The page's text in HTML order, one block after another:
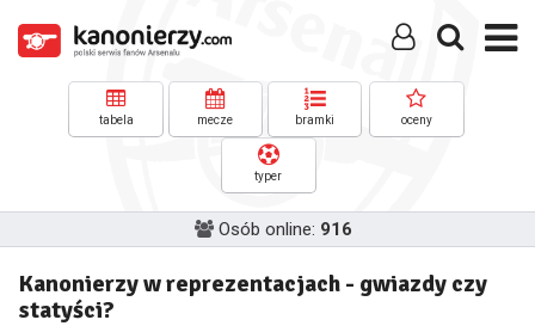
tabela mecze bramki oceny
typer
Osób online: 916
Kanonierzy w reprezentacjach - gwiazdy czy
statyści?